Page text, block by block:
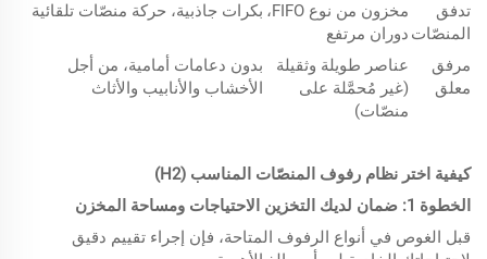
تدفق
المنصّات
مخزون من نوع FIFO،
دوران مرتفع
بكرات جاذبية، حركة منصّات تلقائية
مرفق
معلق
عناصر طويلة وثقيلة
(غير مُحمَّلة على
منصّات)
بدون دعامات أمامية، من أجل
الأخشاب والأنابيب والأثاث
كيفية اختر نظام رفوف المنصّات المناسب (H2)
الخطوة 1:
ضمان لديك التخزين الاحتياجات ومساحة المخزن
قبل الغوص في أنواع الرفوف المتاحة، فإن إجراء تقييم دقيق